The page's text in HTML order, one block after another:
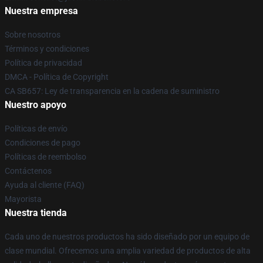
Nuestra empresa
Sobre nosotros
Términos y condiciones
Política de privacidad
DMCA - Política de Copyright
CA SB657: Ley de transparencia en la cadena de suministro
Nuestro apoyo
Políticas de envío
Condiciones de pago
Políticas de reembolso
Contáctenos
Ayuda al cliente (FAQ)
Mayorista
Nuestra tienda
Cada uno de nuestros productos ha sido diseñado por un equipo de
clase mundial. Ofrecemos una amplia variedad de productos de alta